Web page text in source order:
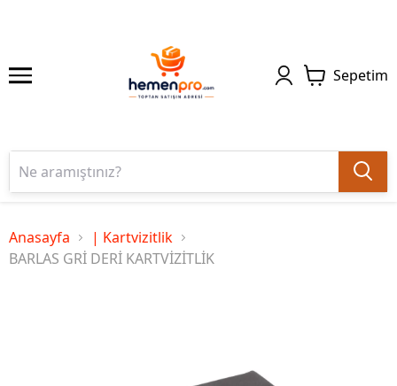
Sepetim
Anasayfa
| Kartvizitlik
BARLAS GRİ DERİ KARTVİZİTLİK